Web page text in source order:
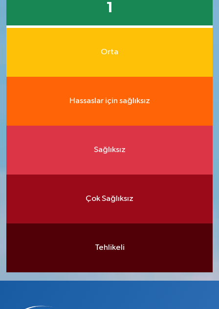
1
Orta
Hassaslar için sağlıksız
Sağlıksız
Çok Sağlıksız
Tehlikeli